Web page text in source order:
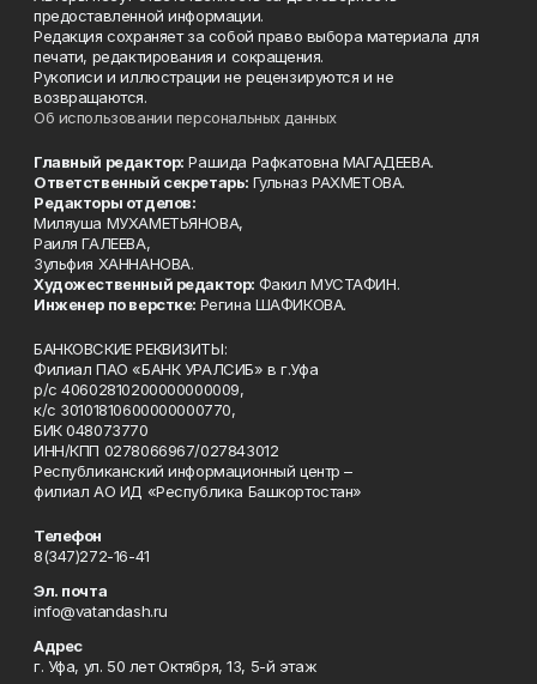
предоставленной информации.
Редакция сохраняет за собой право выбора материала для
печати, редактирования и сокращения.
Рукописи и иллюстрации не рецензируются и не
возвращаются.
Об использовании персональных данных
Главный редактор: Рашида Рафкатовна МАГАДЕЕВА.
Ответственный секретарь: Гульназ РАХМЕТОВА.
Редакторы отделов:
Миляуша МУХАМЕТЬЯНОВА,
Раиля ГАЛЕЕВА,
Зульфия ХАННАНОВА.
Художественный редактор: Факил МУСТАФИН.
Инженер по верстке: Регина ШАФИКОВА.
БАНКОВСКИЕ РЕКВИЗИТЫ:
Филиал ПАО «БАНК УРАЛСИБ» в г.Уфа
р/с 40602810200000000009,
к/с 30101810600000000770,
БИК 048073770
ИНН/КПП 0278066967/027843012
Республиканский информационный центр –
филиал АО ИД «Республика Башкортостан»
Телефон
8(347)272-16-41
Эл. почта
info@vatandash.ru
Адрес
г. Уфа, ул. 50 лет Октября, 13, 5-й этаж